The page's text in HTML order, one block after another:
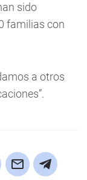
sido
familias con
a otros